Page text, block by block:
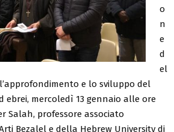
o
n
e
d
el
e lo sviluppo del
ebrei, mercoledì 13 gennaio alle ore
Salah, professore associato
Bezalel e della Hebrew University di